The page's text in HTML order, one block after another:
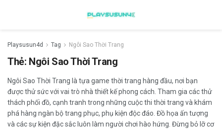
Playsusun4d Tag Ngôi Sao Thời Trang
Thẻ: Ngôi Sao Thời Trang
Ngôi Sao Thời Trang là tựa game thời trang hàng đầu, nơi bạn
được thử sức với vai trò nhà thiết kế phong cách. Tham gia các thử
thách phối đồ, cạnh tranh trong những cuộc thi thời trang và khám
phá hàng ngàn bộ trang phục, phụ kiện độc đáo. Đồ họa ấn tượng
và các sự kiện đặc sắc luôn làm người chơi hào hứng. Đừng bỏ lỡ cơ